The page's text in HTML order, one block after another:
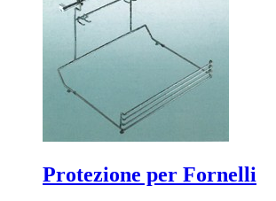
Protezione per Fornelli